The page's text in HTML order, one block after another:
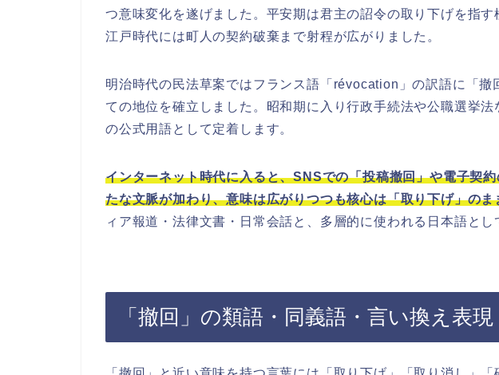
つ意味変化を遂げました。平安期は君主の詔令の取り下げを指す
江戸時代には町人の契約破棄まで射程が広がりました。
明治時代の民法草案ではフランス語「révocation」の訳語に「撤
ての地位を確立しました。昭和期に入り行政手続法や公職選挙
の公式用語として定着します。
インターネット時代に入ると、SNSでの「投稿撤回」や電子契
たな文脈が加わり、意味は広がりつつも核心は「取り下げ」のま
ィア報道・法律文書・日常会話と、多層的に使われる日本語とし
「撤回」の類語・同義語・言い換え表現